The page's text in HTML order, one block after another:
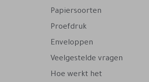
Papiersoorten
Proefdruk
Enveloppen
Veelgestelde vragen
Hoe werkt het